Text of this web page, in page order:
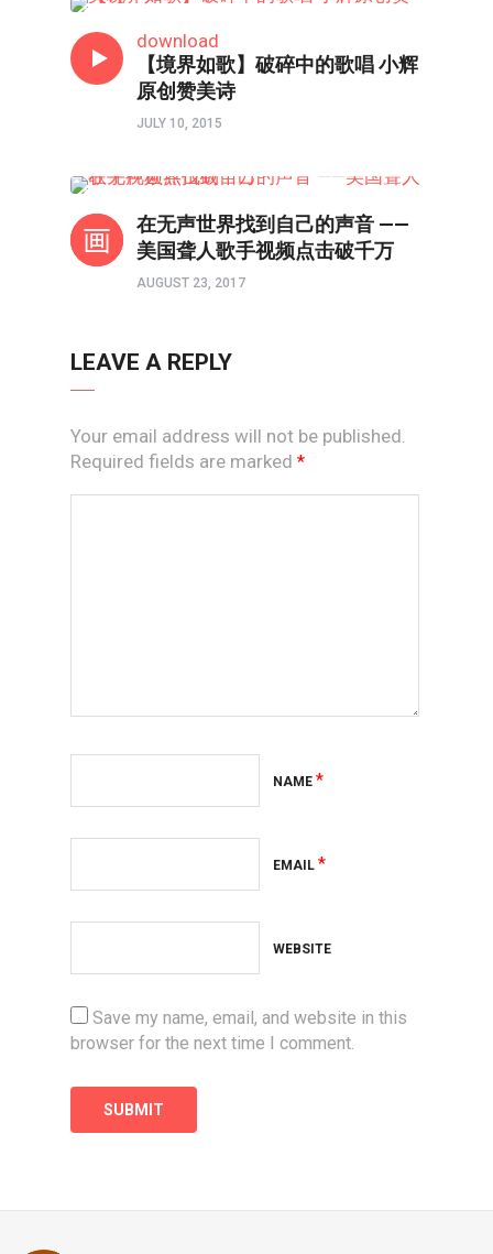
download
【境界如歌】破碎中的歌唱 小辉
原创赞美诗
JULY 10, 2015
在无声世界找到自己的声音 ——
美国聋人歌手视频点击破千万
AUGUST 23, 2017
LEAVE A REPLY
Your email address will not be published.
Required fields are marked *
NAME *
EMAIL *
WEBSITE
Save my name, email, and website in this
browser for the next time I comment.